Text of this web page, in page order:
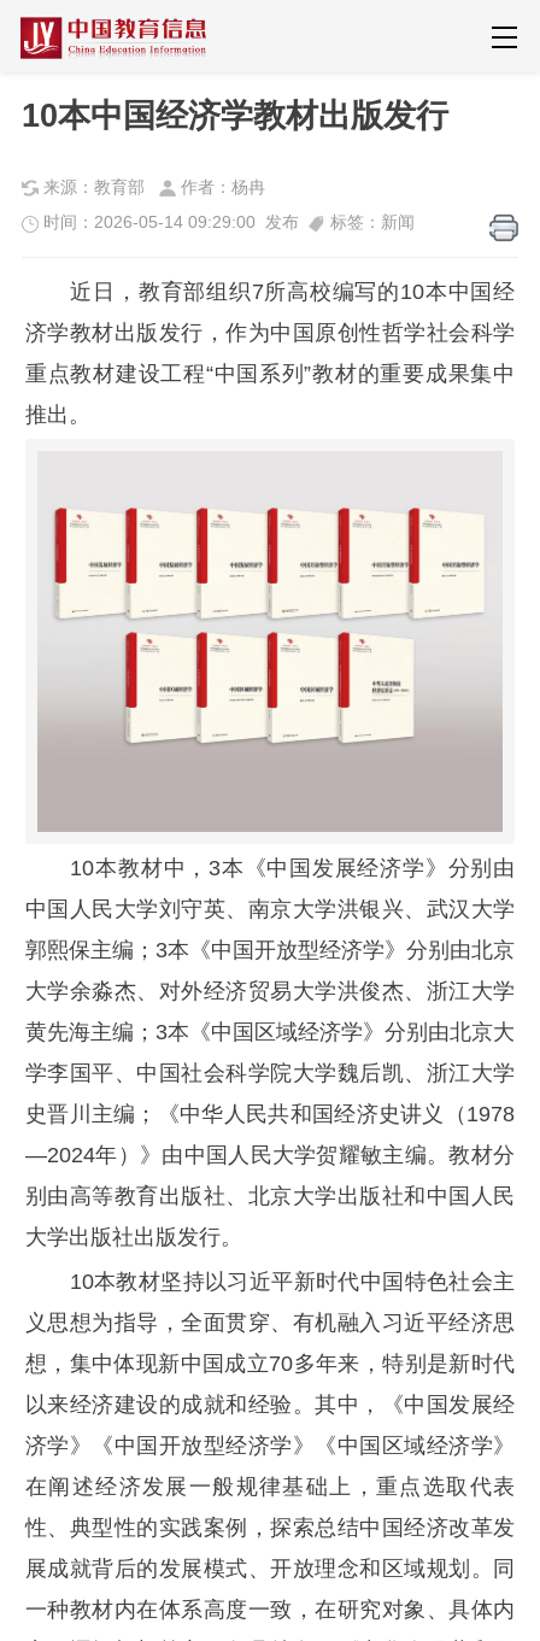
10本中国经济学教材出版发行
来源：教育部
作者：杨冉
时间：2026-05-14 09:29:00 发布
标签：新闻
近日，教育部组织7所高校编写的10本中国经
济学教材出版发行，作为中国原创性哲学社会科学
重点教材建设工程“中国系列”教材的重要成果集中
推出。
10本教材中，3本《中国发展经济学》分别由
中国人民大学刘守英、南京大学洪银兴、武汉大学
郭熙保主编；3本《中国开放型经济学》分别由北京
大学余淼杰、对外经济贸易大学洪俊杰、浙江大学
黄先海主编；3本《中国区域经济学》分别由北京大
学李国平、中国社会科学院大学魏后凯、浙江大学
史晋川主编；《中华人民共和国经济史讲义（1978
—2024年）》由中国人民大学贺耀敏主编。教材分
别由高等教育出版社、北京大学出版社和中国人民
大学出版社出版发行。
10本教材坚持以习近平新时代中国特色社会主
义思想为指导，全面贯穿、有机融入习近平经济思
想，集中体现新中国成立70多年来，特别是新时代
以来经济建设的成就和经验。其中，《中国发展经
济学》《中国开放型经济学》《中国区域经济学》
在阐述经济发展一般规律基础上，重点选取代表
性、典型性的实践案例，探索总结中国经济改革发
展成就背后的发展模式、开放理念和区域规划。同
一种教材内在体系高度一致，在研究对象、具体内